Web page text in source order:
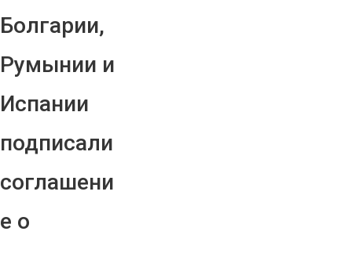
Болгарии,
Румынии и
Испании
подписали
соглашени
е о